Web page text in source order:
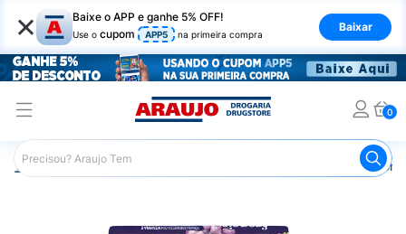
× Baixe o APP e ganhe 5% OFF!
Use o cupom APP5 na primeira compra
Baixar
0
Araujo Higiene Pessoal